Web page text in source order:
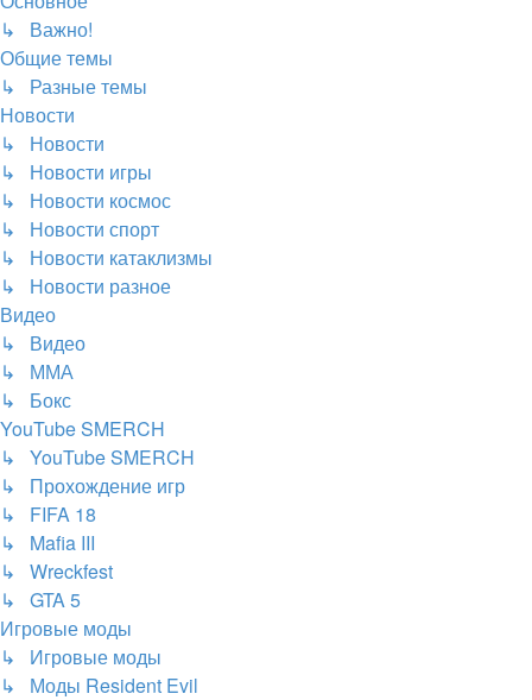
↳ Важно!
Общие темы
↳ Разные темы
Новости
↳ Новости
↳ Новости игры
↳ Новости космос
↳ Новости спорт
↳ Новости катаклизмы
↳ Новости разное
Видео
↳ Видео
↳ ММА
↳ Бокс
YouTube SMERCH
↳ YouTube SMERCH
↳ Прохождение игр
↳ FIFA 18
↳ Mafia III
↳ Wreckfest
↳ GTA 5
Игровые моды
↳ Игровые моды
↳ Моды Resident Evil